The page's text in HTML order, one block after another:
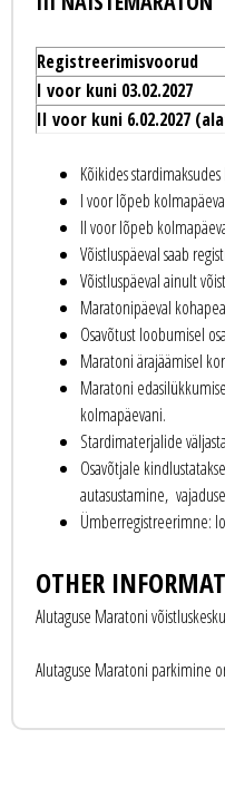
Registreerimisvoorud
I voor kuni 03.02.2027
II voor kuni 6.02.2027
Kõikides
I voor lõpeb
II voor lõpeb
Võistluspäeval saab
Võistluspäeval ainult
Maratonipäeval
Osavõtust loobumisel
Maratoni ärajäämisel
Maratoni
kolmapäevani.
Stardimaterjalide
Osavõtjale
autasustamine,
Ümberregistreerimne:
OTHER
Alutaguse Maratoni
Alutaguse Maratoni parkimine